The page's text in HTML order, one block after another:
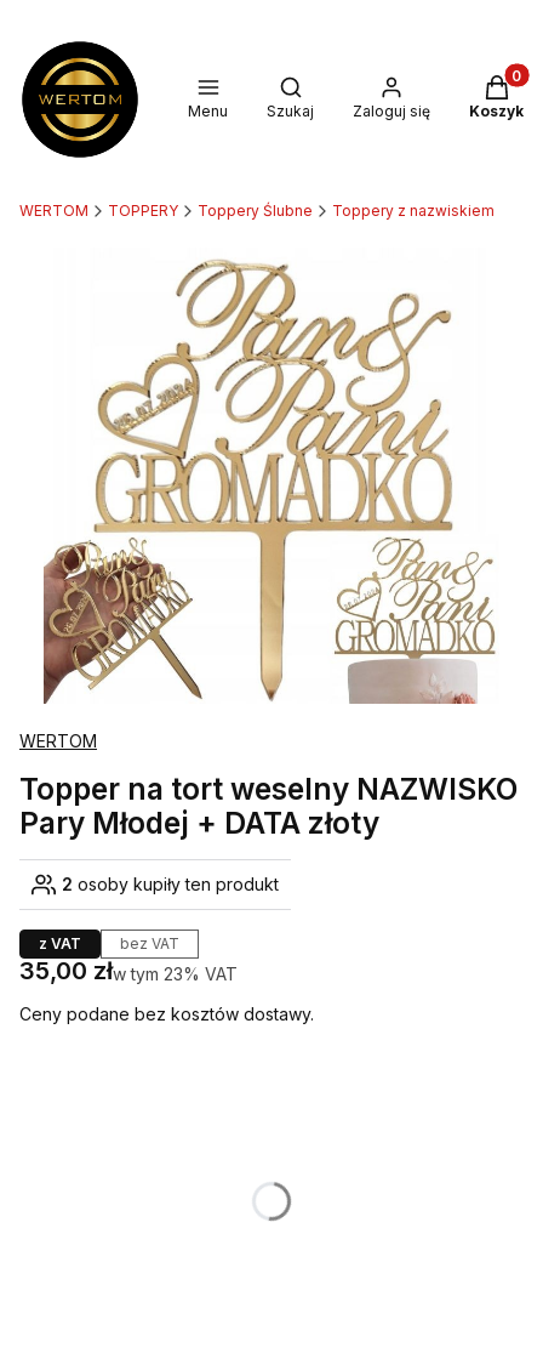
Menu
Otwórz wyszukiwarkę
Szukaj Zaloguj się Koszyk
WERTOM TOPPERY Toppery Ślubne Toppery z nazwiskiem
WERTOM
Topper na tort weselny NAZWISKO
Pary Młodej + DATA złoty
2 osoby kupiły ten produkt
z VAT bez VAT
Cena
35,00 złw tym 23% VAT
w tym 23% VAT
Ceny podane bez kosztów dostawy.